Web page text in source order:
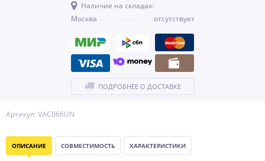
Артикул: VAC066UN
Наличие на складах:
Москва
отсутствует
ПОДРОБНЕЕ О ДОСТАВКЕ
ОПИСАНИЕ СОВМЕСТИМОСТЬ ХАРАКТЕРИСТИКИ